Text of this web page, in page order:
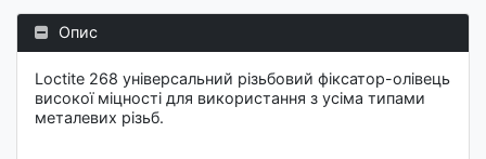
Опис
Loctite 268 універсальний різьбовий фіксатор-олівець
високої міцності для використання з усіма типами
металевих різьб.